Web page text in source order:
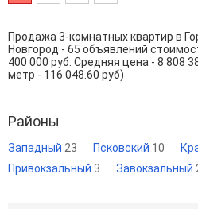
Продажа 3-комнатных квартир в
Новгород - 65 объявлений
400 000 руб. Средняя цена - 8 808
метр - 116 048.60 руб)
Районы
Западный 23 Псковский 10
Привокзальный 3 Завокзальный